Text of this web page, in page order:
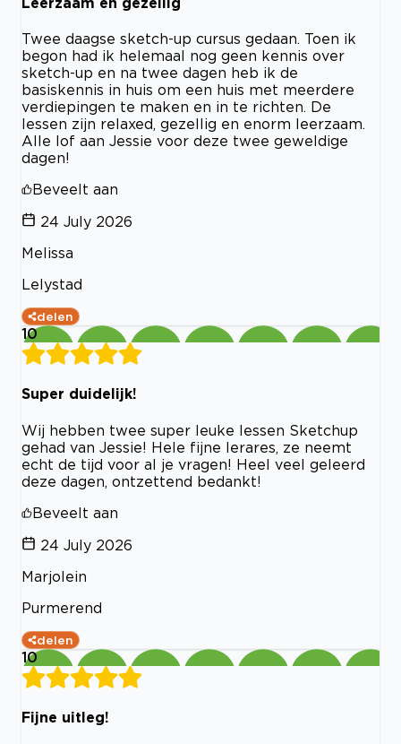
Twee daagse sketch-up cursus gedaan. Toen ik
begon had ik helemaal nog geen kennis over
sketch-up en na twee dagen heb ik de
basiskennis in huis om een huis met meerdere
verdiepingen te maken en in te richten. De
lessen zijn relaxed, gezellig en enorm leerzaam.
Alle lof aan Jessie voor deze twee geweldige
dagen!
Beveelt aan
24 July 2026
Melissa
Lelystad
delen
10
Super duidelijk!
Wij hebben twee super leuke lessen Sketchup
gehad van Jessie! Hele fijne lerares, ze neemt
echt de tijd voor al je vragen! Heel veel geleerd
deze dagen, ontzettend bedankt!
Beveelt aan
24 July 2026
Marjolein
Purmerend
delen
10
Fijne uitleg!